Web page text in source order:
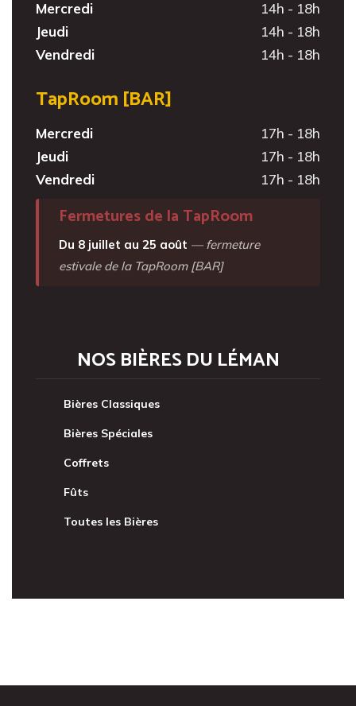
Mercredi
14h - 18h
Jeudi
14h - 18h
Vendredi
14h - 18h
TapRoom [BAR]
Mercredi
17h - 18h
Jeudi
17h - 18h
Vendredi
17h - 18h
Fermetures de la TapRoom
Du 8 juillet au 25 août — fermeture
estivale de la TapRoom [BAR]
NOS BIÈRES DU LÉMAN
Bières Classiques
Bières Spéciales
Coffrets
Fûts
Toutes les Bières